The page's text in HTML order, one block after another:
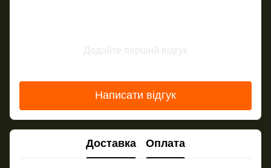
Додайте перший відгук
Написати відгук
Доставка Оплата